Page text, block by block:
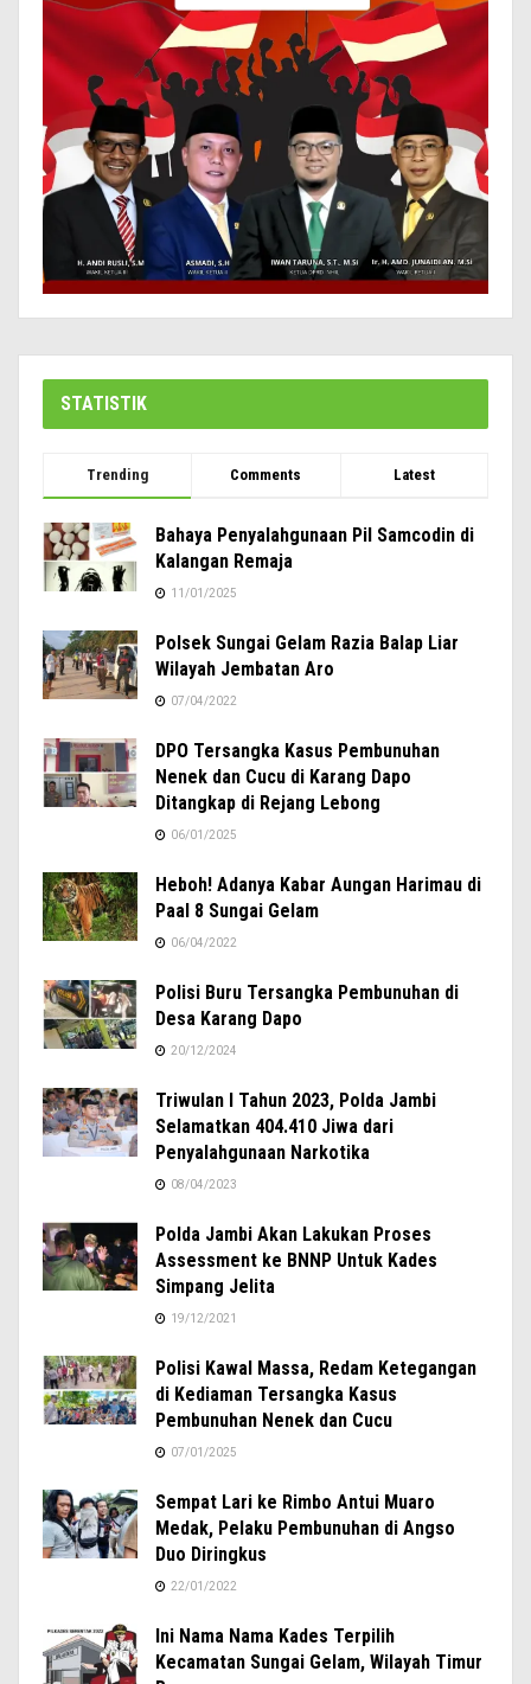
STATISTIK
Trending Comments Latest
Bahaya Penyalahgunaan Pil Samcodin di
Kalangan Remaja
11/01/2025
Polsek Sungai Gelam Razia Balap Liar
Wilayah Jembatan Aro
07/04/2022
DPO Tersangka Kasus Pembunuhan
Nenek dan Cucu di Karang Dapo
Ditangkap di Rejang Lebong
06/01/2025
Heboh! Adanya Kabar Aungan Harimau di
Paal 8 Sungai Gelam
06/04/2022
Polisi Buru Tersangka Pembunuhan di
Desa Karang Dapo
20/12/2024
Triwulan I Tahun 2023, Polda Jambi
Selamatkan 404.410 Jiwa dari
Penyalahgunaan Narkotika
08/04/2023
Polda Jambi Akan Lakukan Proses
Assessment ke BNNP Untuk Kades
Simpang Jelita
19/12/2021
Polisi Kawal Massa, Redam Ketegangan
di Kediaman Tersangka Kasus
Pembunuhan Nenek dan Cucu
07/01/2025
Sempat Lari ke Rimbo Antui Muaro
Medak, Pelaku Pembunuhan di Angso
Duo Diringkus
22/01/2022
Ini Nama Nama Kades Terpilih
Kecamatan Sungai Gelam, Wilayah Timur